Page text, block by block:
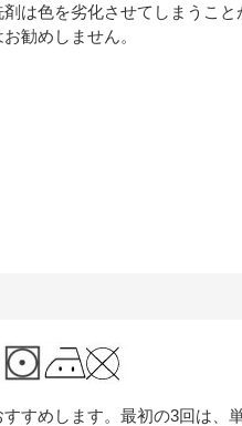
は色を劣化させてしまうこと
勧めしません。
すめします。最初の3回は、